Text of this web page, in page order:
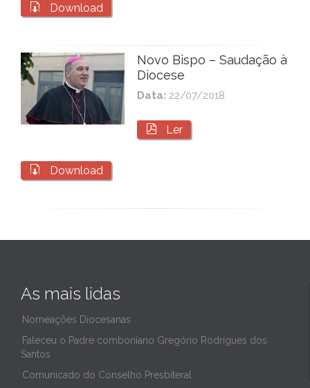
 Download
Novo Bispo – Saudação à
Diocese
Data: 22/07/2018
 Ler
 Download
As mais lidas
Nomeações Diocesanas
Faleceu o Padre comboniano Gregório Rodrigues dos
Santos
Comunicado do Conselho Presbiteral